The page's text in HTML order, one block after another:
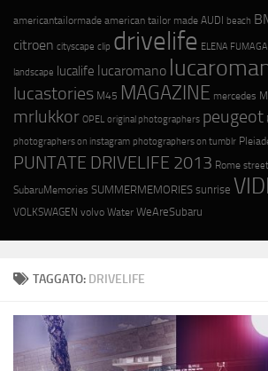
TAGGATO: DRIVELIFE
americantailormade american tailor made AUDI beach
citroen cityscape clip drivelife ELENA
landscape lucalife lucaromano
lucastories M45 MAGAZINE mercedes
mrlukkor OPEL original photographers peugeot
photographers on instagram photographers on tumblr
PUNTATE DRIVELIFE 2013 Rome
SubaruMemories SUMMERMEMORIES sunrise
VOLKSWAGEN volvo Water WeAreSubaru